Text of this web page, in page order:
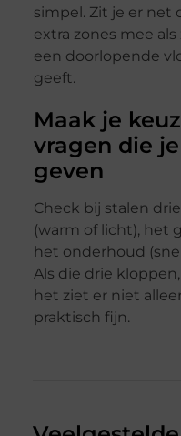
simpel. Zit je er net
extra zones mee
een doorlopende
geeft.
Maak je
vragen die
geven
Check bij stalen
(warm of licht), het
het onderhoud
Als die drie
het ziet er niet
praktisch fijn.